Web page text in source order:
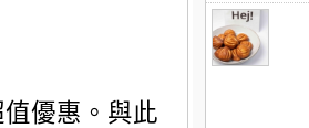
優惠。與此